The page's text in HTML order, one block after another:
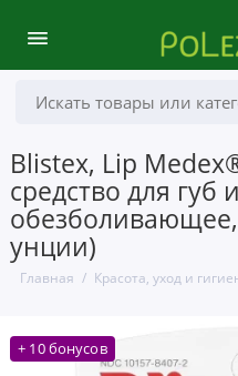
Blistex, Lip
средство для губ
обезболивающее,
унции)
Главная Красота, уход и
+ 10 бонусов